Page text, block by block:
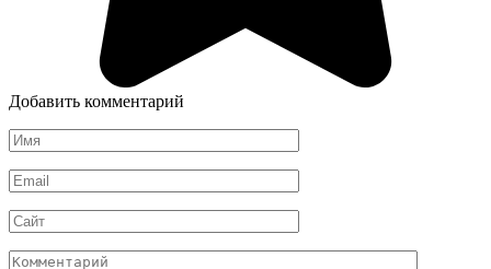
Добавить комментарий
Имя
*
Email
*
Сайт
Комментарий